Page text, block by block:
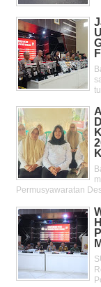
Permusyawaratan